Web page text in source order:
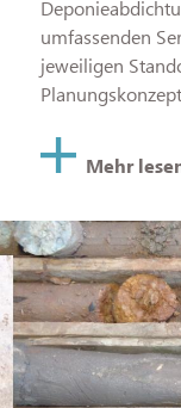
umfassenden
jeweiligen